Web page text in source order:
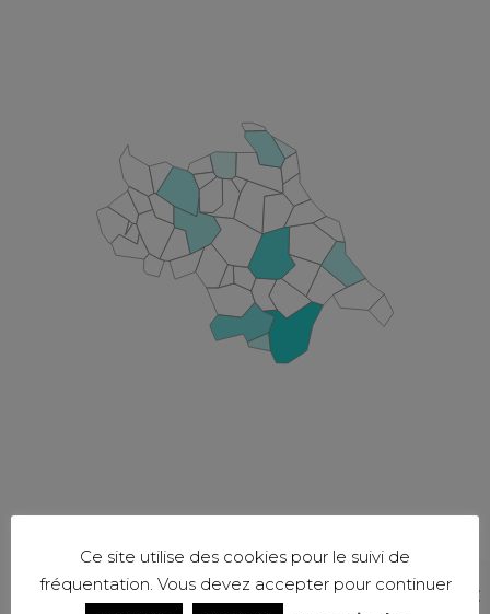
Ce site utilise des cookies pour le suivi de
fréquentation. Vous devez accepter pour continuer